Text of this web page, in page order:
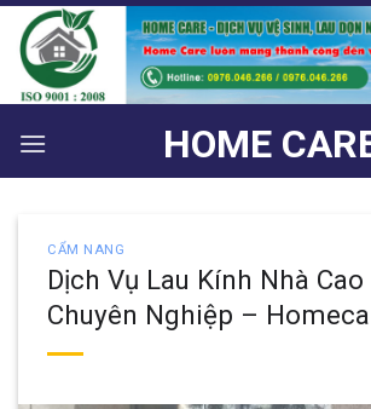
Bỏ
qua
nội
dung
HOME
CẨM NANG
Dịch Vụ Lau Kính Nhà Cao
Chuyên Nghiệp –